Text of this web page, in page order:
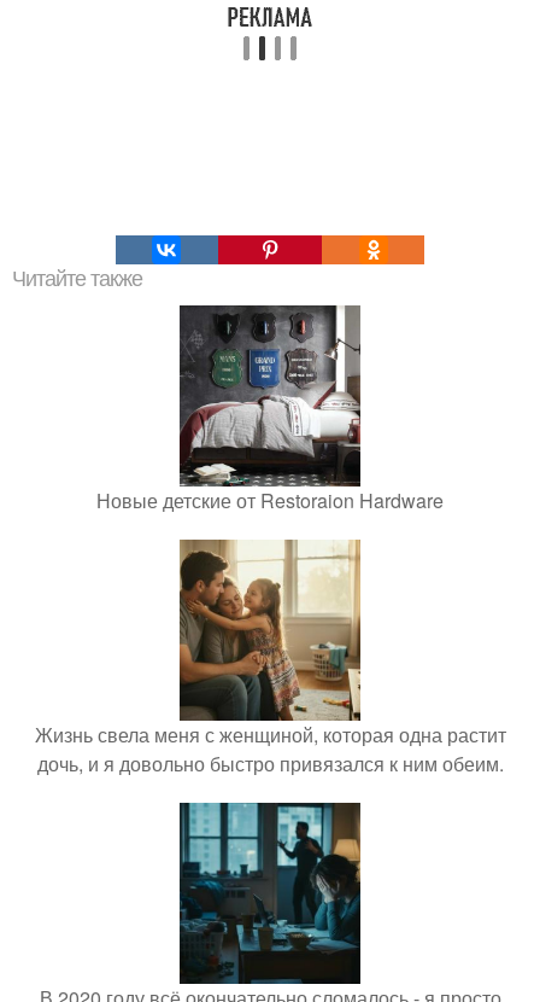
Читайте также
Новые детские от Restoraion Hardware
Жизнь свела меня с женщиной, которая одна растит
дочь, и я довольно быстро привязался к ним обеим.